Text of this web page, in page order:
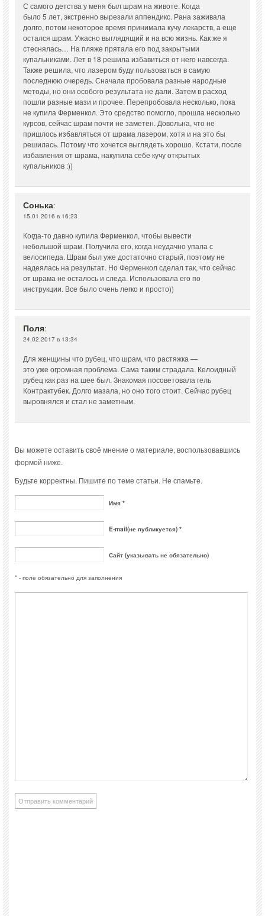
С самого детства у меня был шрам на животе. Когда
было 5 лет, экстренно вырезали аппендикс. Рана заживала
долго, потом некоторое время принимала кучу лекарств, а еще
остался шрам. Ужасно выглядящий и на всю жизнь. Как же я
стеснялась… На пляже прятала его под закрытыми
купальниками. Лет в 18 решила избавиться от него навсегда.
Также решила, что лазером буду пользоваться в самую
последнюю очередь. Сначала пробовала разные народные
методы, но они особого результата не дали. Затем в расход
пошли разные мази и прочее. Перепробовала несколько, пока
не купила Ферменкол. Это средство помогло, прошла несколько
курсов, сейчас шрам почти не заметен. Довольна, что не
пришлось избавляться от шрама лазером, хотя и на это бы
решилась. Потому что хочется выглядеть хорошо. Кстати, после
избавления от шрама, накупила себе кучу открытых
купальников :))
Сонька:
15.01.2016 в 16:23
Когда-то давно купила Ферменкол, чтобы вывести
небольшой шрам. Получила его, когда неудачно упала с
велосипеда. Шрам был уже достаточно старый, поэтому не
надеялась на результат. Но Ферменкол сделал так, что сейчас
от шрама не осталось и следа. Использовала его по
инструкции. Все было очень легко и просто))
Поля:
24.02.2017 в 13:34
Для женщины что рубец, что шрам, что растяжка —
это уже огромная проблема. Сама таким страдала. Келоидный
рубец как раз на шее был. Знакомая посоветовала гель
Контрактубек. Долго мазала, но оно того стоит. Сейчас рубец
выровнялся и стал не заметным.
Вы можете оставить своё мнение о материале, воспользовавшись
формой ниже.
Будьте корректны. Пишите по теме статьи. Не спамьте.
Имя *
E-mail(не публикуется) *
Сайт (указывать не обязательно)
* - поле обязательно для заполнения